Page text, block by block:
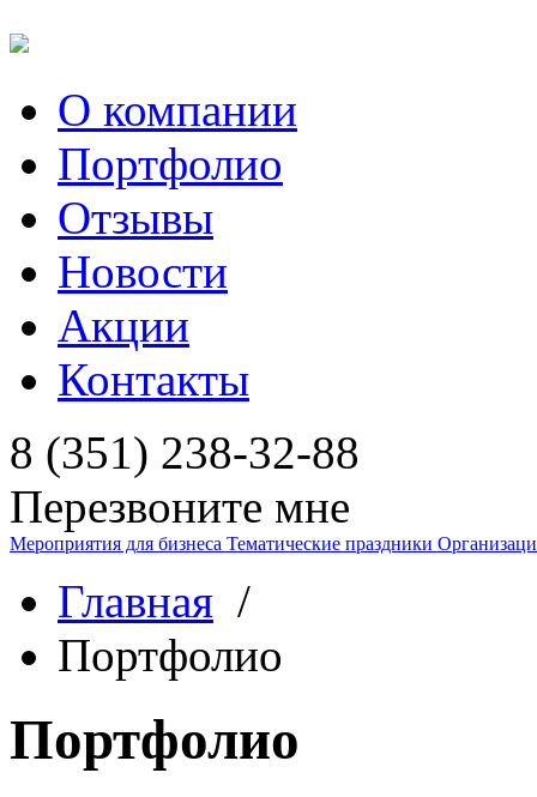
О компании
Портфолио
Отзывы
Новости
Акции
Контакты
8 (351) 238-32-88
Перезвоните мне
Мероприятия для бизнеса Тематические праздники
Главная /
Портфолио
Портфолио